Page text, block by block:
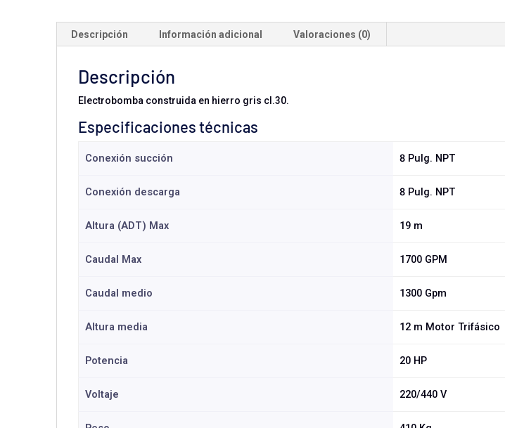
HP
Descripción Información adicional Valoraciones (0)
Descripción
Electrobomba construida en hierro gris cl.30.
Especificaciones técnicas
Conexión succión 8 Pulg. NPT
Conexión descarga 8 Pulg. NPT
Altura (ADT) Max 19 m
Caudal Max 1700 GPM
Caudal medio 1300 Gpm
Altura media 12 m Motor Trifásico
Potencia 20 HP
Voltaje 220/440 V